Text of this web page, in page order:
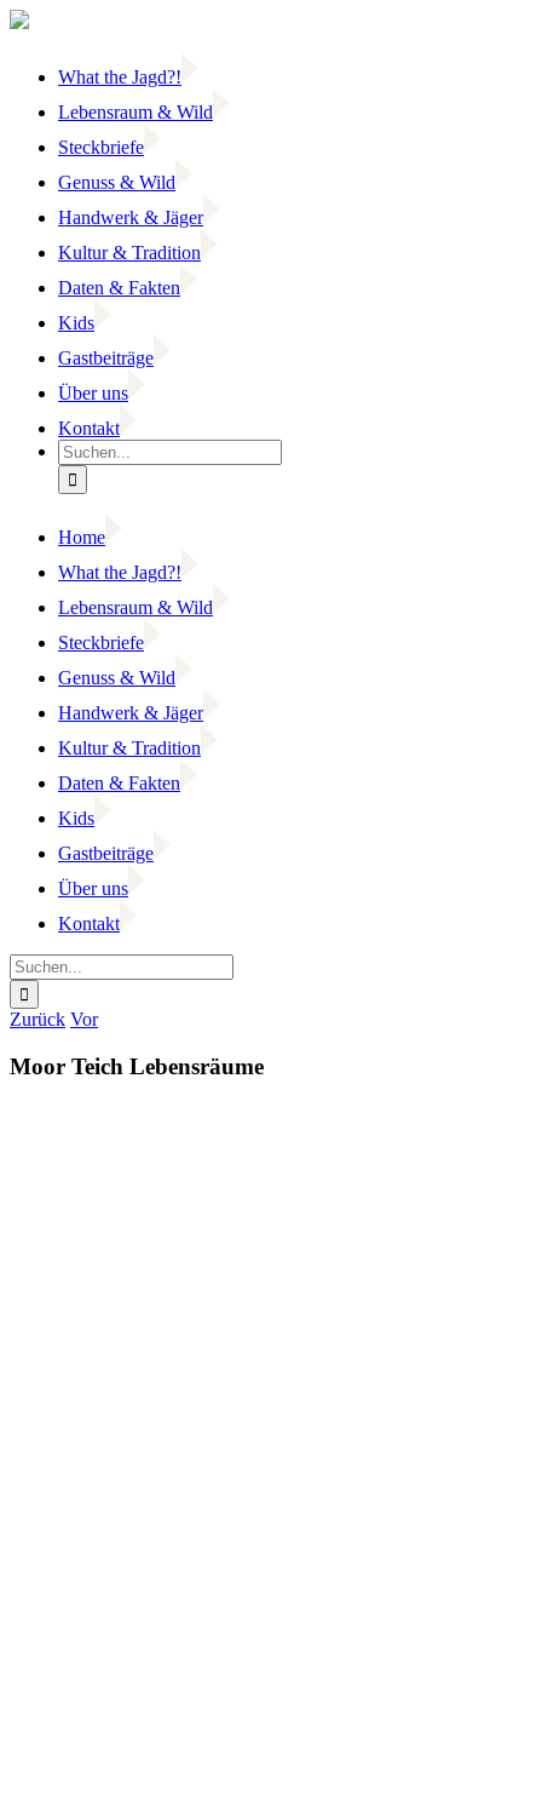
Zum
What the Jagd?!
Lebensraum & Wild
Steckbriefe
Genuss & Wild
Handwerk & Jäger
Kultur & Tradition
Daten & Fakten
Kids
Gastbeiträge
Über uns
Kontakt
Suche
nach:
Home
What the Jagd?!
Lebensraum & Wild
Steckbriefe
Genuss & Wild
Handwerk & Jäger
Kultur & Tradition
Daten & Fakten
Kids
Gastbeiträge
Über uns
Kontakt
Suche
nach:
Facebook
YouTube
Instagram
Zurück Vor
Moor Teich Lebensräume